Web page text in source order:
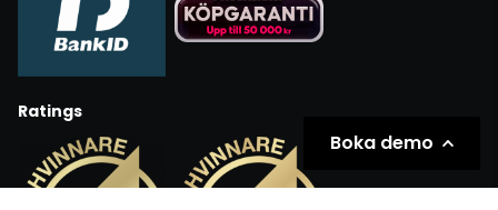
Ratings
Boka demo